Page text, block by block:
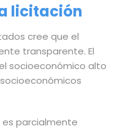
licitación
cree que el
transparente. El
socioeconómico alto
es parcialmente